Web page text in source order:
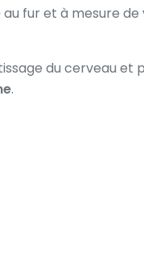
au fur et à mesure
du cerveau et
.